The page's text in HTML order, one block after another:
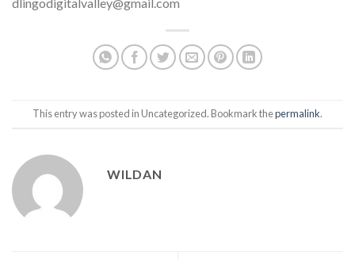
This entry was posted in Uncategorized. Bookmark thepermalink.
WILDAN